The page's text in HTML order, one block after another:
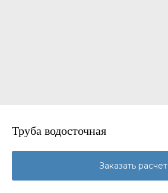
Труба водосточная
Заказать расчет